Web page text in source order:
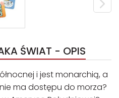
ŚWIAT - OPIS
i jest monarchią, a
ma dostępu do morza?